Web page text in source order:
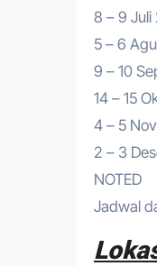
8 – 9 Juli
5 – 6
9 – 10
14 – 15
4 – 5
2 – 3
NOTED
Jadwal